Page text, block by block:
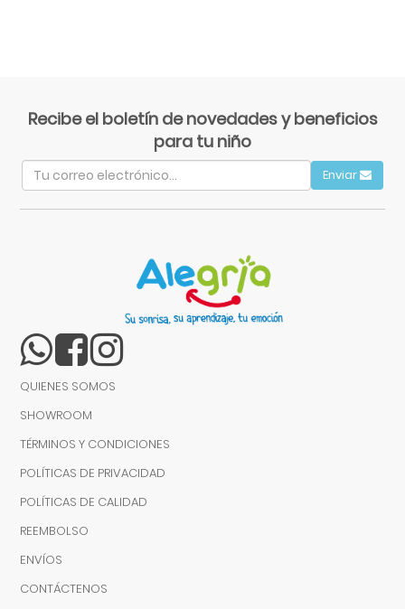
Recibe el boletín de novedades y beneficios
para tu niño
Enviar
QUIENES SOMOS
SHOWROOM
TÉRMINOS Y CONDICIONES
POLÍTICAS DE PRIVACIDAD
POLÍTICAS DE CALIDAD
REEMBOLSO
ENVÍOS
CONTÁCTENOS